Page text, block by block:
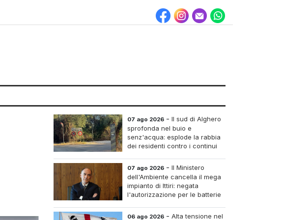
07 ago 2026 - Il sud di Alghero
sprofonda nel buio e
senz'acqua: esplode la rabbia
dei residenti contro i continui
07 ago 2026 - Il Ministero
dell'Ambiente cancella il mega
impianto di Ittiri: negata
l'autorizzazione per le batterie
06 ago 2026 - Alta tensione nel